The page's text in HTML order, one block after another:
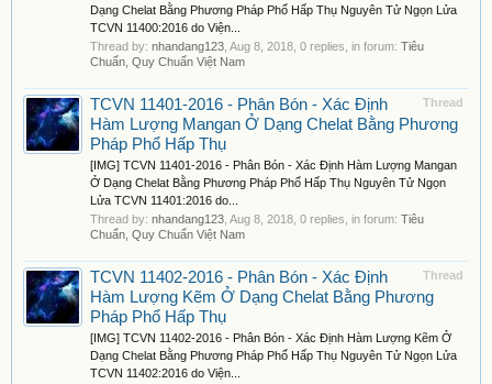
Dạng Chelat Bằng Phương Pháp Phổ Hấp Thụ Nguyên Tử Ngọn Lửa
TCVN 11400:2016 do Viện...
Thread by: nhandang123 Aug 8, 2018 , 0 replies, in forum: Tiêu
Chuẩn, Quy Chuẩn Việt Nam
Thread
TCVN 11401-2016 - Phân Bón - Xác Định
Hàm Lượng Mangan Ở Dạng Chelat Bằng Phương
Pháp Phổ Hấp Thụ
[IMG] TCVN 11401-2016 - Phân Bón - Xác Định Hàm Lượng Mangan
Ở Dạng Chelat Bằng Phương Pháp Phổ Hấp Thụ Nguyên Tử Ngọn
Lửa TCVN 11401:2016 do...
Thread by: nhandang123 Aug 8, 2018 , 0 replies, in forum: Tiêu
Chuẩn, Quy Chuẩn Việt Nam
Thread
TCVN 11402-2016 - Phân Bón - Xác Định
Hàm Lượng Kẽm Ở Dạng Chelat Bằng Phương
Pháp Phổ Hấp Thụ
[IMG] TCVN 11402-2016 - Phân Bón - Xác Định Hàm Lượng Kẽm Ở
Dạng Chelat Bằng Phương Pháp Phổ Hấp Thụ Nguyên Tử Ngọn Lửa
TCVN 11402:2016 do Viện...